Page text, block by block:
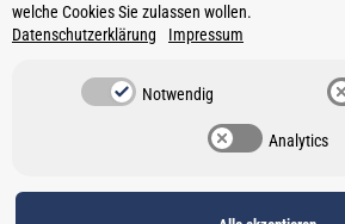
Ein Partner von
Vertrag widerrufen
welche Cookies Sie zulassen wollen.
Datenschutzerklärung Impressum
Notwendig
Analytics